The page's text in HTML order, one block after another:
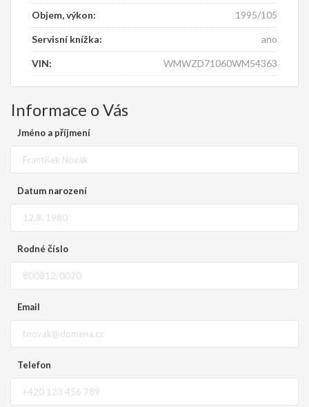
Objem, výkon: 1995/105
Servisní knížka: ano
VIN: WMWZD71060WM54363
Informace o Vás
Jméno a příjmení
Datum narození
Rodné číslo
Email
Telefon